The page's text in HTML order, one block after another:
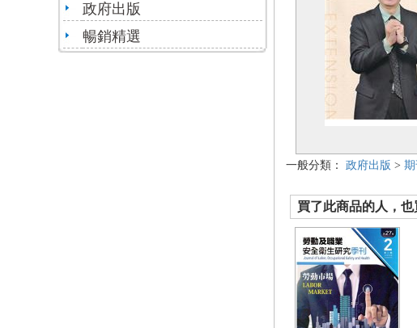
政府出版
暢銷精選
一般分類： 政府出版 > 期
買了此商品的人，也